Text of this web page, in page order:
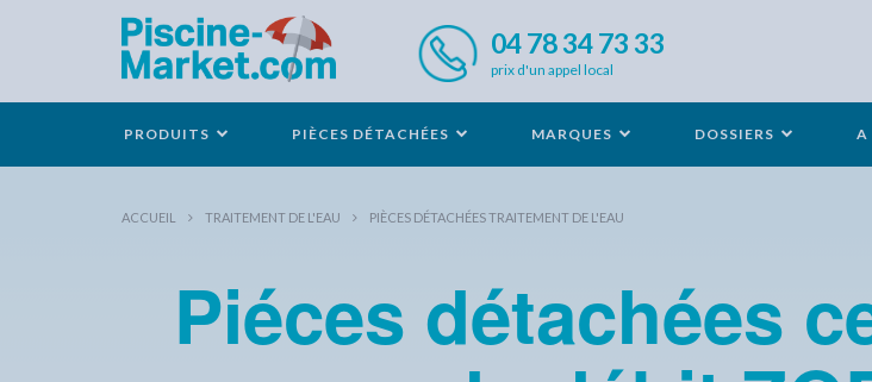
04 78 34 73 33
prix d'un appel local
PRODUITS PIÈCES DÉTACHÉES MARQUES DOSSIERS A
ACCUEIL TRAITEMENT DE L'EAU PIÈCES DÉTACHÉES TRAITEMENT DE L'EAU
Piéces détachées